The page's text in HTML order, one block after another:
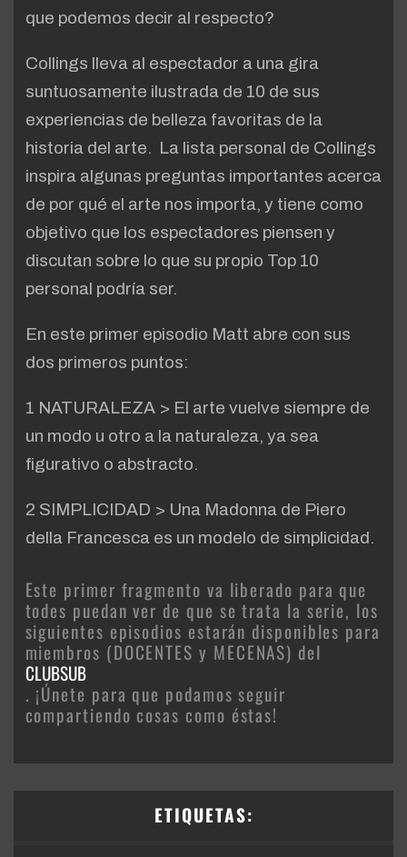
que podemos decir al respecto?
Collings lleva al espectador a una gira
suntuosamente ilustrada de 10 de sus
experiencias de belleza favoritas de la
historia del arte. La lista personal de Collings
inspira algunas preguntas importantes acerca
de por qué el arte nos importa, y tiene como
objetivo que los espectadores piensen y
discutan sobre lo que su propio Top 10
personal podría ser.
En este primer episodio Matt abre con sus
dos primeros puntos:
1 NATURALEZA > El arte vuelve siempre de
un modo u otro a la naturaleza, ya sea
figurativo o abstracto.
2 SIMPLICIDAD > Una Madonna de Piero
della Francesca es un modelo de simplicidad.
Este primer fragmento va liberado para que
todes puedan ver de que se trata la serie, los
siguientes episodios estarán disponibles para
miembros (DOCENTES y MECENAS) del
CLUBSUB
. ¡Únete para que podamos seguir
compartiendo cosas como éstas!
ETIQUETAS: